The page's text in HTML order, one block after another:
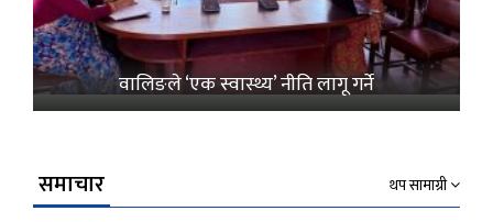
वालिङले ‘एक स्वास्थ्य’ नीति लागू गर्ने
समाचार थप सामाग्री